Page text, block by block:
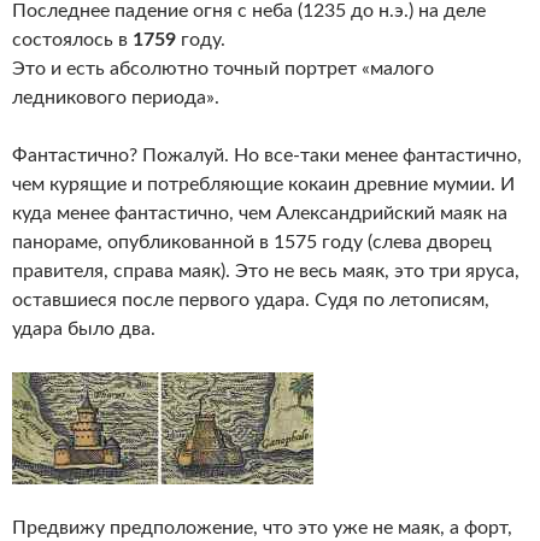
Последнее падение огня с неба (1235 до н.э.) на деле
состоялось в 1759 году.
Это и есть абсолютно точный портрет «малого
ледникового периода».
Фантастично? Пожалуй. Но все-таки менее фантастично,
чем курящие и потребляющие кокаин древние мумии. И
куда менее фантастично, чем Александрийский маяк на
панораме, опубликованной в 1575 году (слева дворец
правителя, справа маяк). Это не весь маяк, это три яруса,
оставшиеся после первого удара. Судя по летописям,
удара было два.
Предвижу предположение, что это уже не маяк, а форт,